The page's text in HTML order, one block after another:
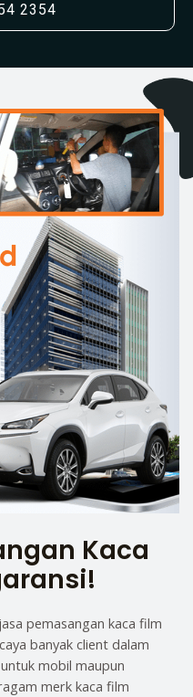
2354
Kaca
pemasangan kaca film
banyak client dalam
mobil maupun
merk kaca film